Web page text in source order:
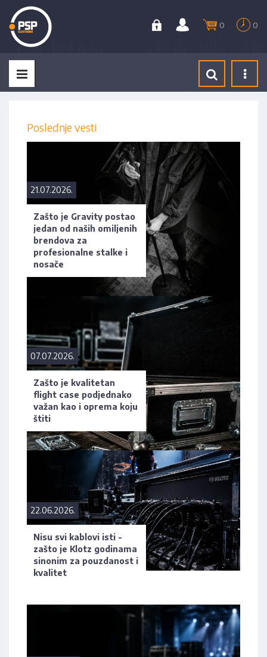
0 0
Poslednje vesti
21.07.2026.
Zašto je Gravity postao
jedan od naših omiljenih
brendova za
profesionalne stalke i
nosače
07.07.2026.
Zašto je kvalitetan
flight case podjednako
važan kao i oprema koju
štiti
22.06.2026.
Nisu svi kablovi isti -
zašto je Klotz godinama
sinonim za pouzdanost i
kvalitet